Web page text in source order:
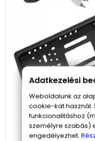
Adatkezelési
Weboldalunk az
cookie-kat használ.
funkcionalitáshoz
személyre szabás)
engedélyezhet.